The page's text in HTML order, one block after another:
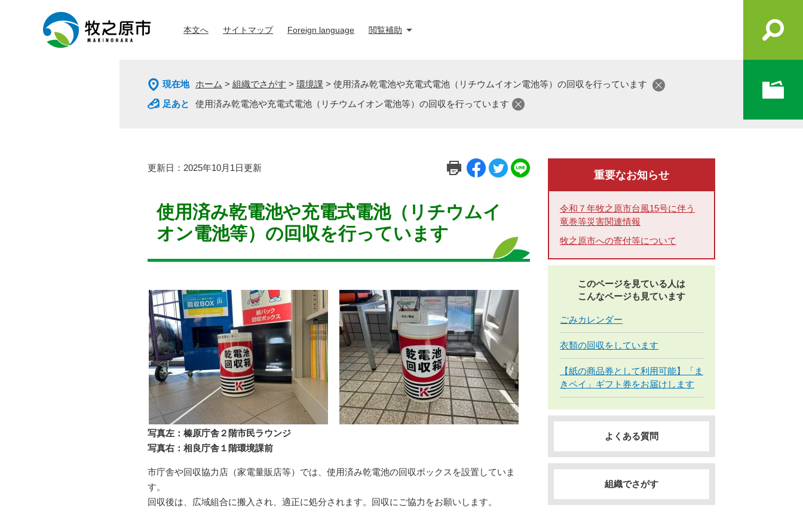
ー
ジ
の
ニ
ュ
ー
本文へ サイトマップ Foreign language 閲覧補助
現在地 ホーム > 組織でさがす > 環境課 > 使用済み乾電池や充電式電池（リチウムイオン電池等）の回収を行っています
使用済み乾電池や充電式電池（リチウムイオン電池等）の回収を行っています
本
更新日：2025年10月1日更新
使用済み乾電池や充電式電池（リチウムイ
オン電池等）の回収を行っています
写真左：榛原庁舎２階市民ラウンジ
写真右：相良庁舎１階環境課前
市庁舎や回収協力店（家電量販店等）では、使用済み乾電池の回収ボックスを設置していま
す。
回収後は、広域組合に搬入され、適正に処分されます。回収にご協力をお願いします。
重要なお知らせ
令和７年牧之原市台風15号に伴う
竜巻等災害関連情報
牧之原市への寄付等について
このページを見ている人は
こんなページも見ています
ごみカレンダー
衣類の回収をしています
【紙の商品券として利用可能】「ま
きペイ」ギフト券をお届けします
よくある質問
組織でさがす